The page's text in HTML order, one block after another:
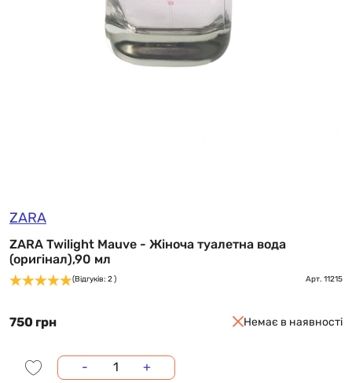
ZARA
ZARA Twilight Mauve - Жіноча туалетна вода
(оригінал),90 мл
(Відгуків: 2 ) Арт. 11215
750 грн Немає в наявності
- +